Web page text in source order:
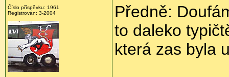
Číslo příspěvku: 1961
Registrován: 3-2004
Předně:
to daleko
která zas byla